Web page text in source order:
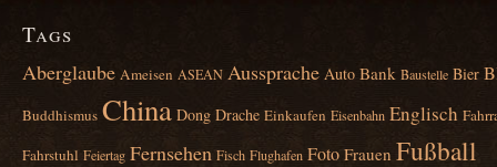
Tags
Aberglaube Ameisen ASEAN Aussprache Auto Bank Baustelle Bier
Buddhismus China Dong Drache Einkaufen Eisenbahn Englisch
Fahrstuhl Feiertag Fernsehen Fisch Flughafen Foto Frauen Fußball